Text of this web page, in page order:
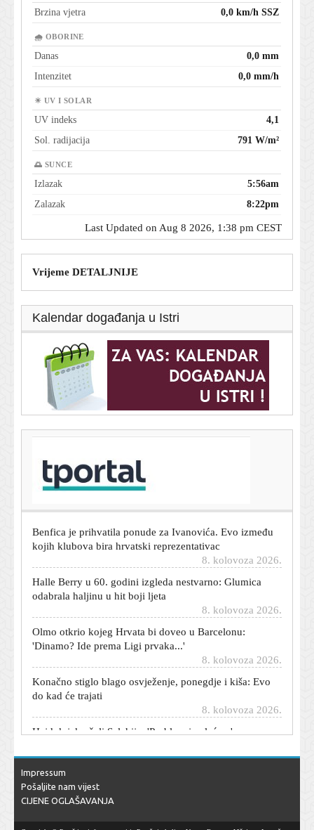
Brzina vjetra 0,0 km/h SSZ
🌧 OBORINE
Danas
0,0 mm
Intenzitet
0,0 mm/h
☀ UV I SOLAR
UV indeks
4,1
Sol. radijacija
791 W/m²
🌅 SUNCE
Izlazak
5:56am
Zalazak
8:22pm
Last Updated on Aug 8 2026, 1:38 pm CEST
Vrijeme DETALJNIJE
Kalendar događanja u Istri
Bili su 100 dana u izolaciji: Završen važan pokus za
misiju na Mjesec i Mars
kojih klubova bira hrvatski reprezentativac
8. kolovoza 2026.
Halle Berry u 60. godini izgleda nestvarno: Glumica
odabrala haljinu u hit boji ljeta
Olmo otkrio kojeg Hrvata bi doveo u Barcelonu:
'Dinamo? Ide prema Ligi prvaka...'
Konačno stiglo blago osvježenje, ponegdje i kiša: Evo
do kad će trajati
Hajduk jako želi Selahija: 'Problem je plaća...'
8. kolovoza 2026.
Trump novom predsjedniku Kolumbije obećao milijardu
dolara za lov na narkodilere
Iza kulisa vjenčanja Emme Roberts: Glumica je
podijelila intimne trenutke s ceremonije
Impressum
Pošaljite nam vijest
CIJENE OGLAŠAVANJA